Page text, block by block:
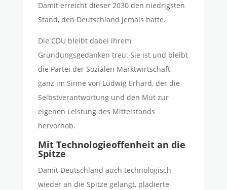
Damit erreicht dieser 2030 den niedrigsten
Stand, den Deutschland jemals hatte.
Die CDU bleibt dabei ihrem
Gründungsgedanken treu: Sie ist und bleibt
die Partei der Sozialen Marktwirtschaft,
ganz im Sinne von Ludwig Erhard, der die
Selbstverantwortung und den Mut zur
eigenen Leistung des Mittelstands
hervorhob.
Mit Technologieoffenheit an die
Spitze
Damit Deutschland auch technologisch
wieder an die Spitze gelangt, plädierte